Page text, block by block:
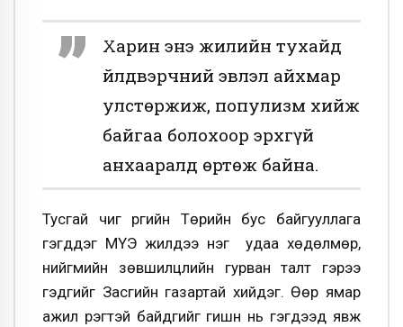
Харин энэ жилийн тухайд
Үйлдвэрчний эвлэл айхмар
улстөржиж, популизм хийж
байгаа болохоор эрхгүй
анхааралд өртөж байна.
Тусгай чиг үүргийн Төрийн бус байгууллага
гэгддэг МҮЭ жилдээ нэг удаа хөдөлмөр,
нийгмийн зөвшилцлийн гурван талт гэрээ
гэдгийг Засгийн газартай хийдэг. Өөр ямар
ажил үүрэгтэй байдгийг гишүүн нь гэгдээд явж